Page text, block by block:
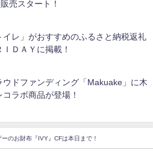
売スタート！
イレ」がおすすめのふるさと納税返礼
ＤＡＹに掲載！
ウドファンディング「Makuake」に木
ラボ商品が登場！
のお財布『IVY』CFは本日まで！